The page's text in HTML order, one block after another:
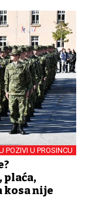
POZIVI U PROSINCU
plaća,
kosa nije